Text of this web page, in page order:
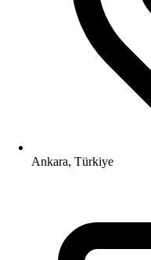
Ankara, Türkiye